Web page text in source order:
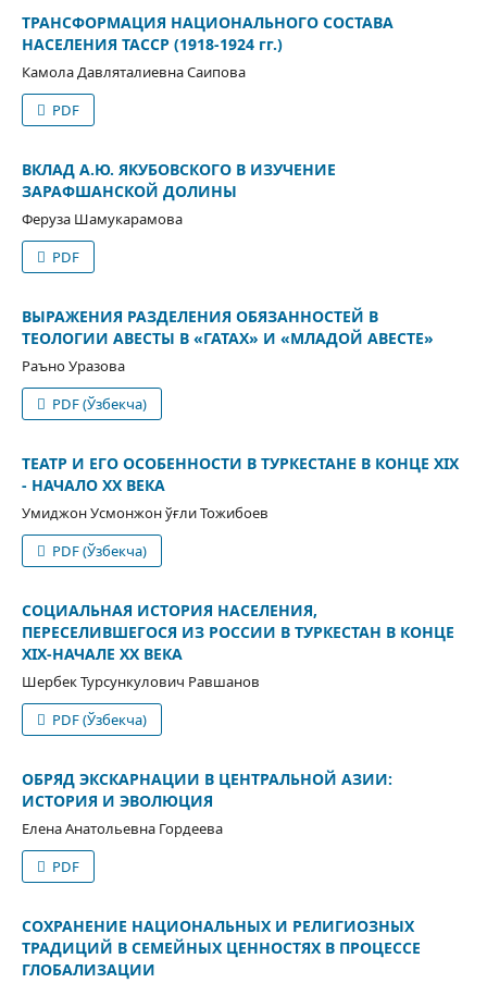
ТРАНСФОРМАЦИЯ НАЦИОНАЛЬНОГО СОСТАВА
НАСЕЛЕНИЯ ТАССР (1918-1924 гг.)
Камола Давляталиевна Саипова
PDF
ВКЛАД А.Ю. ЯКУБОВСКОГО В ИЗУЧЕНИЕ
ЗАРАФШАНСКОЙ ДОЛИНЫ
Феруза Шамукарамова
PDF
ВЫРАЖЕНИЯ РАЗДЕЛЕНИЯ ОБЯЗАННОСТЕЙ В
ТЕОЛОГИИ АВЕСТЫ В «ГАТАХ» И «МЛАДОЙ АВЕСТЕ»
Раъно Уразова
PDF (Ўзбекча)
ТЕАТР И ЕГО ОСОБЕННОСТИ В ТУРКЕСТАНЕ В КОНЦЕ XIX
- НАЧАЛО XX ВЕКА
Умиджон Усмонжон ўғли Тожибоев
PDF (Ўзбекча)
СОЦИАЛЬНАЯ ИСТОРИЯ НАСЕЛЕНИЯ,
ПЕРЕСЕЛИВШЕГОСЯ ИЗ РОССИИ В ТУРКЕСТАН В КОНЦЕ
XIX-НАЧАЛЕ XX ВЕКА
Шербек Турсункулович Равшанов
PDF (Ўзбекча)
ОБРЯД ЭКСКАРНАЦИИ В ЦЕНТРАЛЬНОЙ АЗИИ:
ИСТОРИЯ И ЭВОЛЮЦИЯ
Елена Анатольевна Гордеева
PDF
СОХРАНЕНИЕ НАЦИОНАЛЬНЫХ И РЕЛИГИОЗНЫХ
ТРАДИЦИЙ В СЕМЕЙНЫХ ЦЕННОСТЯХ В ПРОЦЕССЕ
ГЛОБАЛИЗАЦИИ